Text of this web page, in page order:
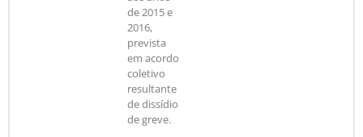
de 2015 e
2016,
prevista
em acordo
coletivo
resultante
de dissídio
de greve.